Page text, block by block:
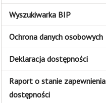
Wyszukiwarka BIP
Ochrona danych osobowych
Deklaracja dostępności
Raport o stanie zapewnienia
dostępności